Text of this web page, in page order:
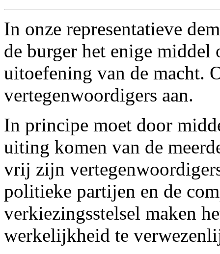
In onze representatieve
de burger het enige middel
uitoefening van de macht.
vertegenwoordigers aan.
In principe moet door
uiting komen van de
vrij zijn
politieke partijen en de
verkiezingsstelsel maken
werkelijkheid te